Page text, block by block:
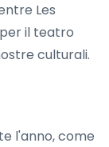
Les
il teatro
culturali.
l'anno, come